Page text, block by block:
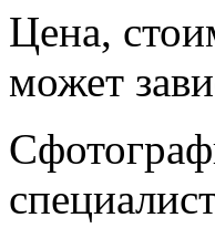
Цена,
может